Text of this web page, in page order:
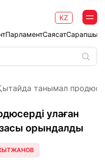
ПарламентСаясат
KZ
танымал
улаған
орындалды